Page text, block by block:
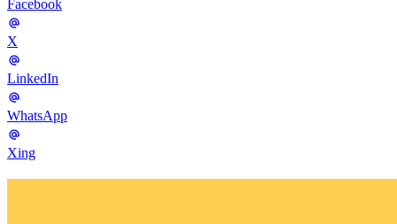
Facebook
X
LinkedIn
WhatsApp
Xing